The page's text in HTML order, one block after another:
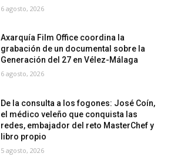
6 agosto, 2026
Axarquía Film Office coordina la
grabación de un documental sobre la
Generación del 27 en Vélez-Málaga
6 agosto, 2026
De la consulta a los fogones: José Coín,
el médico veleño que conquista las
redes, embajador del reto MasterChef y
libro propio
5 agosto, 2026